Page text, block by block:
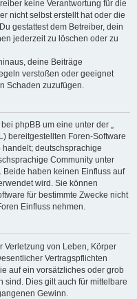
keine Verantwortung für die
nicht selbst erstellt hat oder die
gestattest dem Betreiber, dein
jederzeit zu löschen oder zu
deine Beiträge
verstoßen oder geeignet
Schaden zuzufügen.
phpBB um eine unter der „
bereitgestellten Foren-Software
handelt; deutschsprachige
Community unter
Beide haben keinen Einfluss auf
wird. Sie können
für bestimmte Zwecke nicht
Einfluss nehmen.
Verletzung von Leben, Körper
Vertragspflichten
auf ein vorsätzliches oder grob
sind. Dies gilt auch für mittelbare
Gewinn.